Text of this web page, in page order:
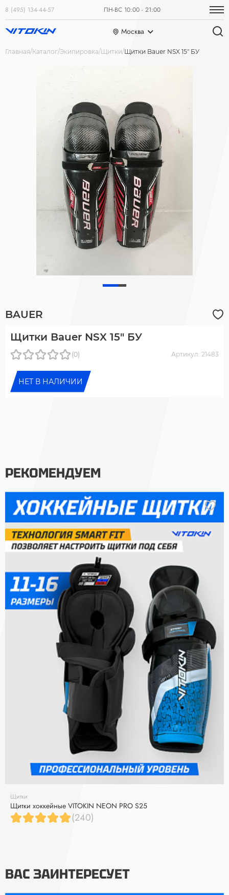
8 (495) 134-44-57 ПН-ВС 10:00 - 21:00
Москва
Главная Каталог Экипировка Щитки Щитки Bauer NSX 15" БУ
BAUER
Щитки Bauer NSX 15" БУ
(0) Артикул: 21483
НЕТ В НАЛИЧИИ
РЕКОМЕНДУЕМ
Щитки
Щитки хоккейные VITOKIN NEON PRO S25
(240)
ВАС ЗАИНТЕРЕСУЕТ